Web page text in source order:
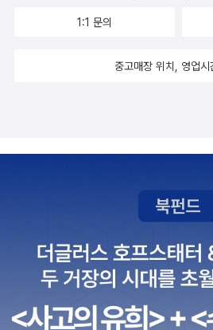
아하는지라 당장 사서 보고 싶다.이번에
이 많이 나와서, 스포츠에 대해서 재미있
수 지음 / 21세기북스(북이십일) / 2010
같다. 오히려 더욱 사랑을 쏟고 잘해줘야
는 나한테만 화를 내?' 하고 물을 때가 있
기 김종광 지음 / 자음과모음(주) / 2010
1:1 문의
중고매장 위치, 영업시